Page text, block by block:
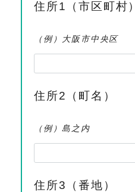
住所1（市区町村）
（例）大阪市中央区
住所2（町名）
（例）島之内
住所3（番地）